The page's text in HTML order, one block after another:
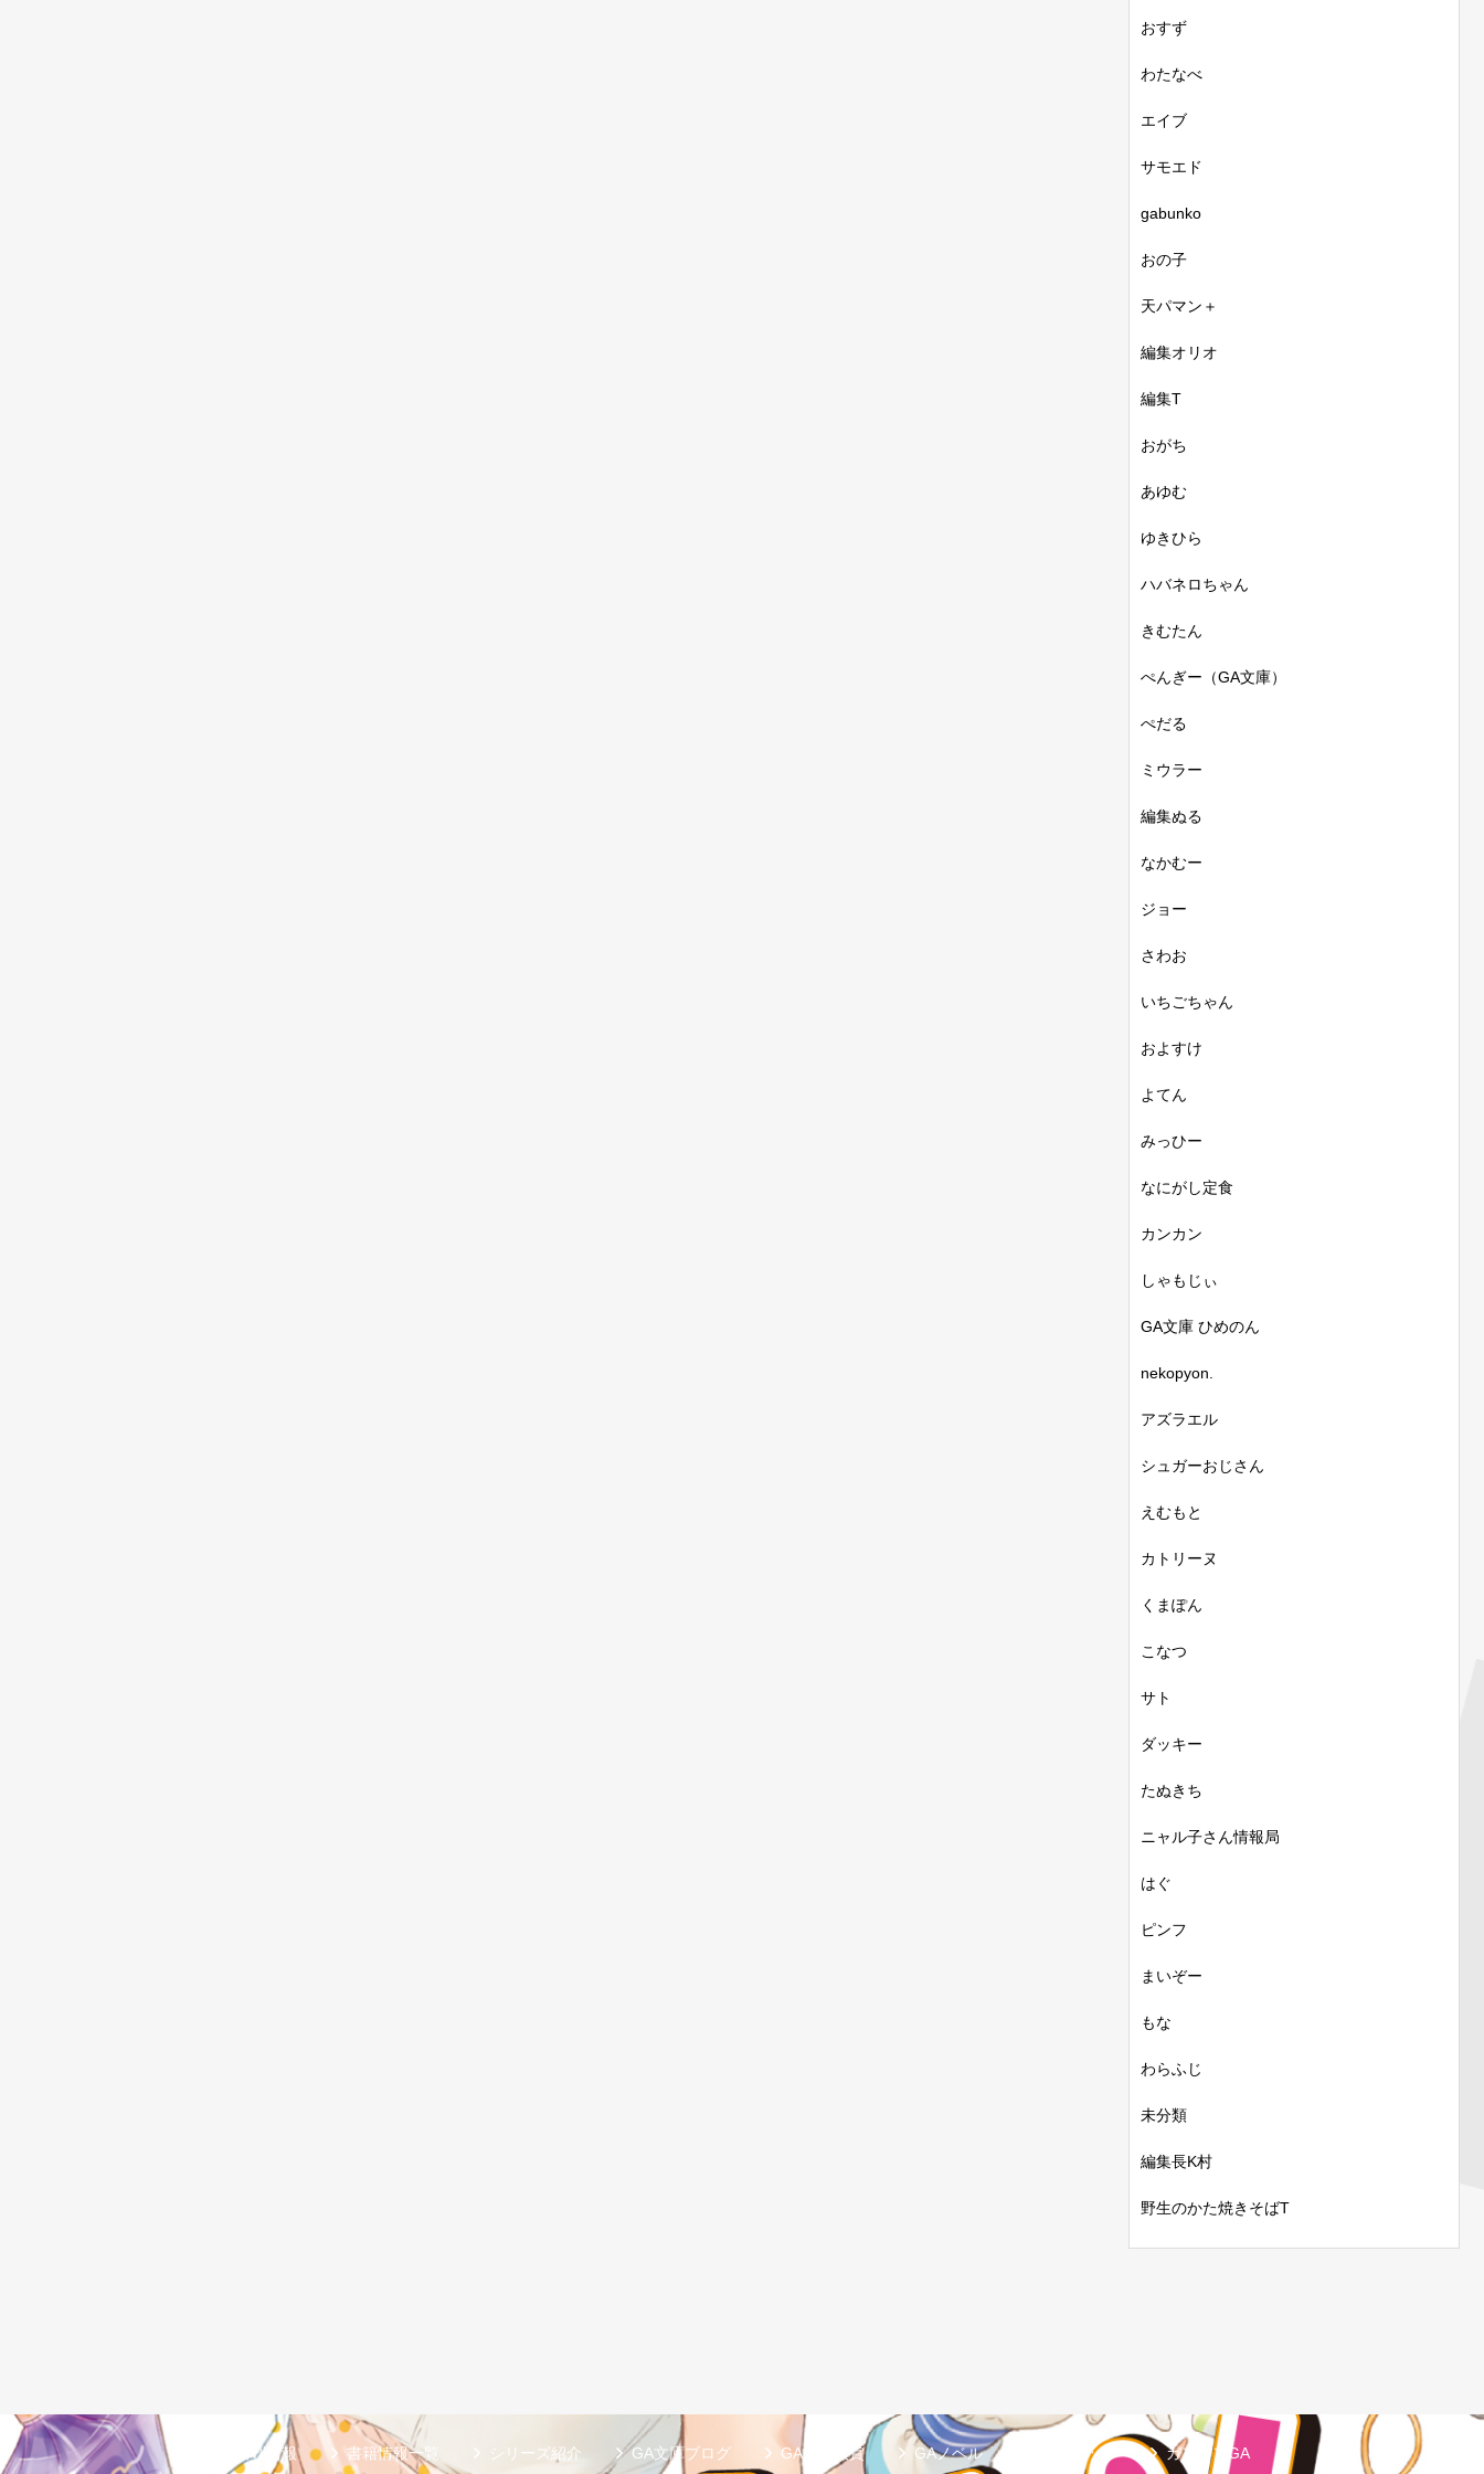
おすず
わたなべ
エイブ
サモエド
gabunko
おの子
天パマン＋
編集オリオ
編集T
おがち
あゆむ
ゆきひら
ハバネロちゃん
きむたん
ぺんぎー（GA文庫）
ぺだる
ミウラー
編集ぬる
なかむー
ジョー
さわお
いちごちゃん
およすけ
よてん
みっひー
なにがし定食
カンカン
しゃもじぃ
GA文庫 ひめのん
nekopyon.
アズラエル
シュガーおじさん
えむもと
カトリーヌ
くまぽん
こなつ
サト
ダッキー
たぬきち
ニャル子さん情報局
はぐ
ピンフ
まいぞー
もな
わらふじ
未分類
編集長K村
野生のかた焼きそばT
新刊情報 書籍情報一覧 シリーズ紹介 GA文庫ブログ GA文庫大賞 GAノベル GAコミック ガンガンGA